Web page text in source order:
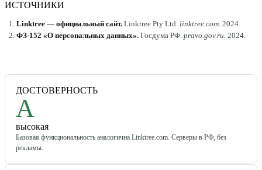
ИСТОЧНИКИ
Linktree — официальный сайт. Linktree Pty Ltd linktree.com 2024
ФЗ-152 «О персональных данных». Госдума РФ pravo.gov.ru 2024
ДОСТОВЕРНОСТЬ
A
высокая
Базовая функциональность аналогична Linktree.com. Серверы в РФ, без
рекламы.